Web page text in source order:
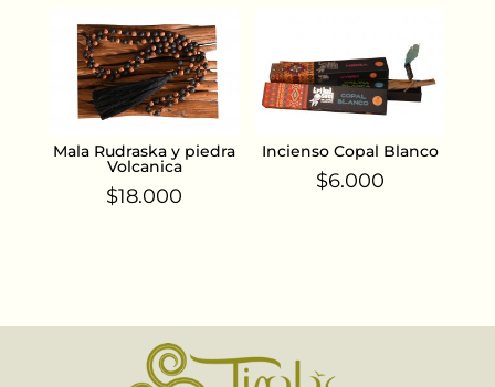
Mala Rudraska y piedra
Volcanica
$18.000
Incienso Copal Blanco
$6.000